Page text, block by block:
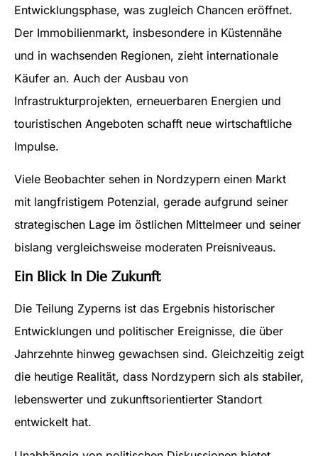
Entwicklungsphase, was zugleich Chancen eröffnet.
Der Immobilienmarkt, insbesondere in Küstennähe
und in wachsenden Regionen, zieht internationale
Käufer an. Auch der Ausbau von
Infrastrukturprojekten, erneuerbaren Energien und
touristischen Angeboten schafft neue wirtschaftliche
Impulse.
Viele Beobachter sehen in Nordzypern einen Markt
mit langfristigem Potenzial, gerade aufgrund seiner
strategischen Lage im östlichen Mittelmeer und seiner
bislang vergleichsweise moderaten Preisniveaus.
Ein Blick In Die Zukunft
Die Teilung Zyperns ist das Ergebnis historischer
Entwicklungen und politischer Ereignisse, die über
Jahrzehnte hinweg gewachsen sind. Gleichzeitig zeigt
die heutige Realität, dass Nordzypern sich als stabiler,
lebenswerter und zukunftsorientierter Standort
entwickelt hat.